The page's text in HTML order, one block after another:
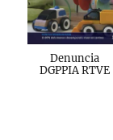
Denuncia
DGPPIA RTVE